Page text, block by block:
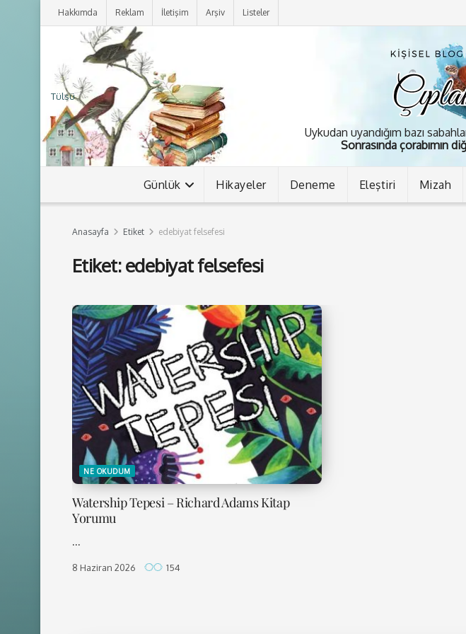
Hakkımda Reklam İletişim Arşiv Listeler
Tülsü
Uykudan uyandığım bazı
Sonrasında çorabımın
Günlük Hikayeler Deneme Eleştiri Mizah
Anasayfa Etiket edebiyat felsefesi
Etiket:edebiyat felsefesi
NE OKUDUM
Watership Tepesi – Richard Adams Kitap
Yorumu
...
8 Haziran 2026 154